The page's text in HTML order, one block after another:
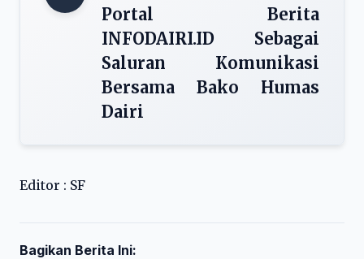
Portal Berita
INFODAIRI.ID Sebagai
Saluran Komunikasi
Bersama Bako Humas
Dairi
Editor : SF
Bagikan Berita Ini: